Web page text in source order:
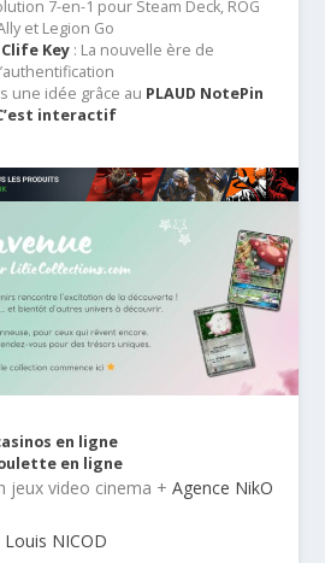
7-en-1 pour Steam Deck, ROG
et Legion Go
Clife Key : La nouvelle ère de
une idée grâce au PLAUD NotePin
interactif
en ligne
en ligne
jeux video cinema + Agence NikO
Louis NICOD